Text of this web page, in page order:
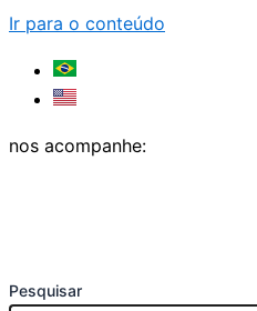
Ir para o conteúdo
nos acompanhe:
Pesquisar